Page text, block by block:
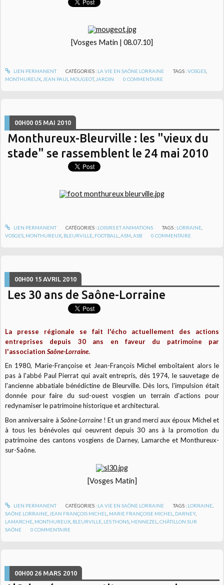
[Vosges Matin | 08.07.10]
LIEN PERMANENT CATÉGORIES : LA VIE EN SAÔNE LORRAINE TAGS :VOSGES
MONTHUREUX JEAN PAUL MOUGEOT, JARDIN 0 COMMENTAIRE
00H00 05 MAI 2010
Monthureux-Bleurville : les "vieux du
stade" se rassemblent le 24 mai 2010
LIEN PERMANENT CATÉGORIES : LOISIRS ET ANIMATIONS TAGS : LORRAINE
VOSGES MONTHUREUX BLEURVILLE FOOTBALL ,ASM ,ASB 0 COMMENTAIRE
00H00 15 AVRIL 2010
Les 30 ans de Saône-Lorraine
La presse régionale se fait l'écho actuellement des actions
entreprises depuis 30 ans en faveur du patrimoine par
l'associationSaône-Lorraine.
En 1980, Marie-Françoise et Jean-François Michel emboîtaient alors le
pas à l'abbé Paul Pierrat qui avait entrepris, dès 1974, le sauvetage de
l'ancienne abbatiale bénédictine de Bleurville. Dès lors, l'impulsion était
donnée pour faire du sud-ouest vosgien un terrain d'actions pour
redynamiser le patrimoine historique et architectural.
Bon anniversaire à Saône-Lorraine! Et un grand merci aux époux Michel et
à tous les bénévoles qui oeuvrent depuis 30 ans à la promotion du
patrimoine des cantons vosgiens de Darney, Lamarche et Monthureux-
sur-Saône.
[Vosges Matin]
LIEN PERMANENT CATÉGORIES : LA VIE EN SAÔNE LORRAINE TAGS : LORRAINE
SAÔNE LORRAINE JEAN FRANÇOIS MICHEL MARIE FRANÇOISE MICHEL DARNEY,
LAMARCHE MONTHUREUX BLEURVILLE LES THONS HENNEZEL ,CHÂTILLON SUR
SAÔNE
0 COMMENTAIRE
00H00 26 MARS 2010